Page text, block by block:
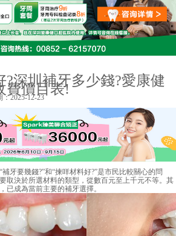
?深圳補牙多少錢?愛康健
費價目表!
2025-12-23
要幾錢?”和“揀咩材料好?”是市民比較關心的問
取決於所選材料的類型，從數百元至上千元不等。其
已成為當前主要的補牙選擇。